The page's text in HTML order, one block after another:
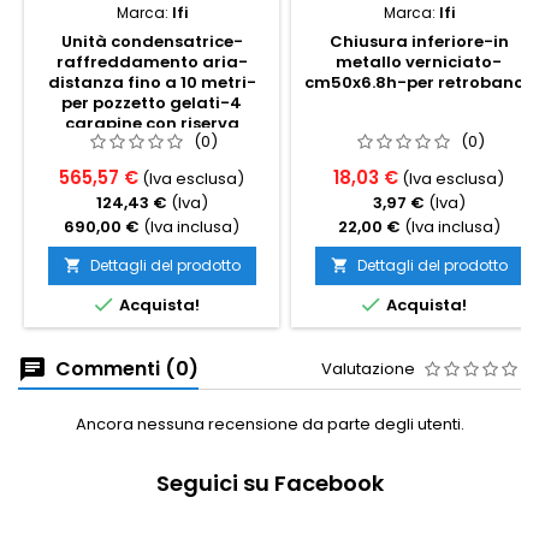
Marca: Ifi
Unità condensatrice-
raffreddamento aria-
distanza fino a 10 metri-
per pozzetto gelati-4
carapine con riserva
(0)
565,57 € (Iva esclusa)
124,43 € (Iva)
690,00 € (Iva inclusa)
 Dettagli del prodotto
 Acquista!
Marca: Ifi
Chiusura inferiore-in
metallo verniciato-
cm50x6.8h-per retrobanco
(0)
18,03 € (Iva esclusa)
3,97 € (Iva)
22,00 € (Iva inclusa)
 Dettagli del prodotto
 Acquista!
Commenti (0) Valutazione
Ancora nessuna recensione da parte degli utenti.
Seguici su Facebook